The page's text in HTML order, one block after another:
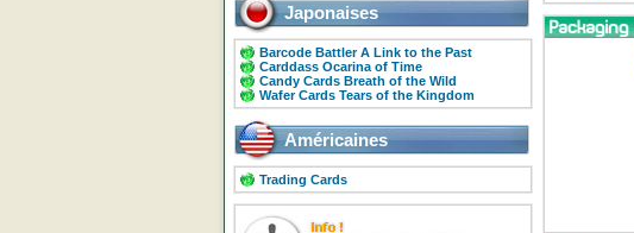
Japonaises
Barcode Battler A Link to the Past
Carddass Ocarina of Time
Candy Cards Breath of the Wild
Wafer Cards Tears of the Kingdom
Américaines
Trading Cards